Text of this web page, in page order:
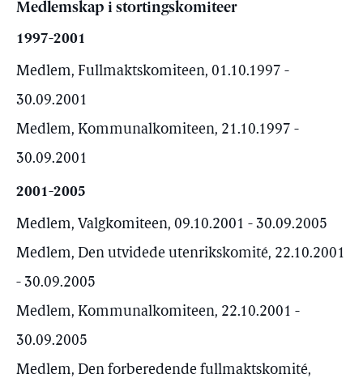
Medlemskap i stortingskomiteer
1997-2001
Medlem, Fullmaktskomiteen, 01.10.1997 -
30.09.2001
Medlem, Kommunalkomiteen, 21.10.1997 -
30.09.2001
2001-2005
Medlem, Valgkomiteen, 09.10.2001 - 30.09.2005
Medlem, Den utvidede utenrikskomité, 22.10.2001
- 30.09.2005
Medlem, Kommunalkomiteen, 22.10.2001 -
30.09.2005
Medlem, Den forberedende fullmaktskomité,